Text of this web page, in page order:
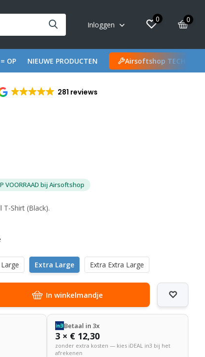
Inloggen
0 0
OP NIEUWE PRODUCTEN Airsoftshop TECH
281 reviews
VOORRAAD bij Airsoftshop
T-Shirt (Black).
Large Extra Large Extra Extra Large
In winkelmandje
Betaal in 3x
3 × € 12,30
zonder extra kosten — kies iDEAL in3 bij het
afrekenen